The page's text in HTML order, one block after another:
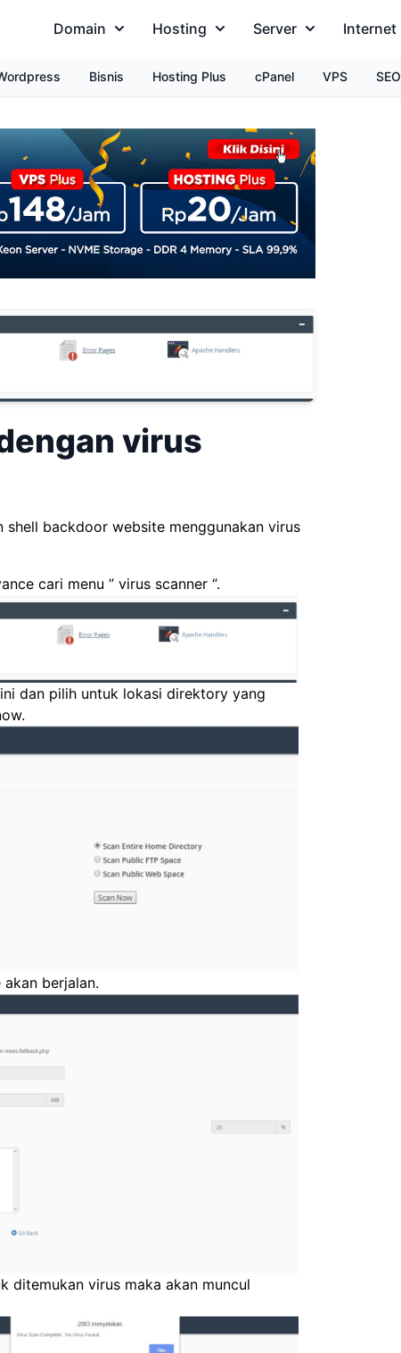
Domain Hosting Server Internet
Bisnis Hosting Plus cPanel VPS SEO
virus
backdoor website menggunakan virus
cari menu ” virus scanner “.
dan pilih untuk lokasi direktory yang
berjalan.
ditemukan virus maka akan muncul